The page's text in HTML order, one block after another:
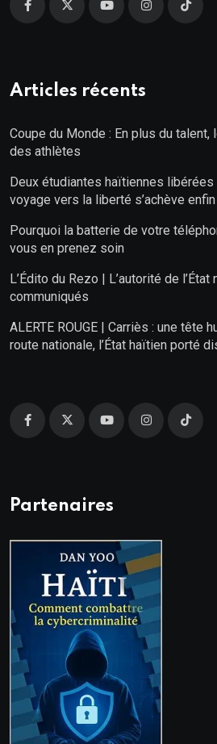
Articles récents
Coupe du Monde : En plus du
des athlètes
Deux étudiantes haïtiennes
voyage vers la liberté s’achève
Pourquoi la batterie de votre
vous en prenez soin
L’Édito du Rezo | L’autorité de
communiqués
ALERTE ROUGE | Carriès : une tête
route nationale, l’État haïtien porté
Partenaires